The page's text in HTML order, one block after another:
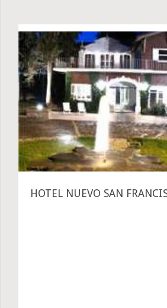
HOTEL NUEVO SAN